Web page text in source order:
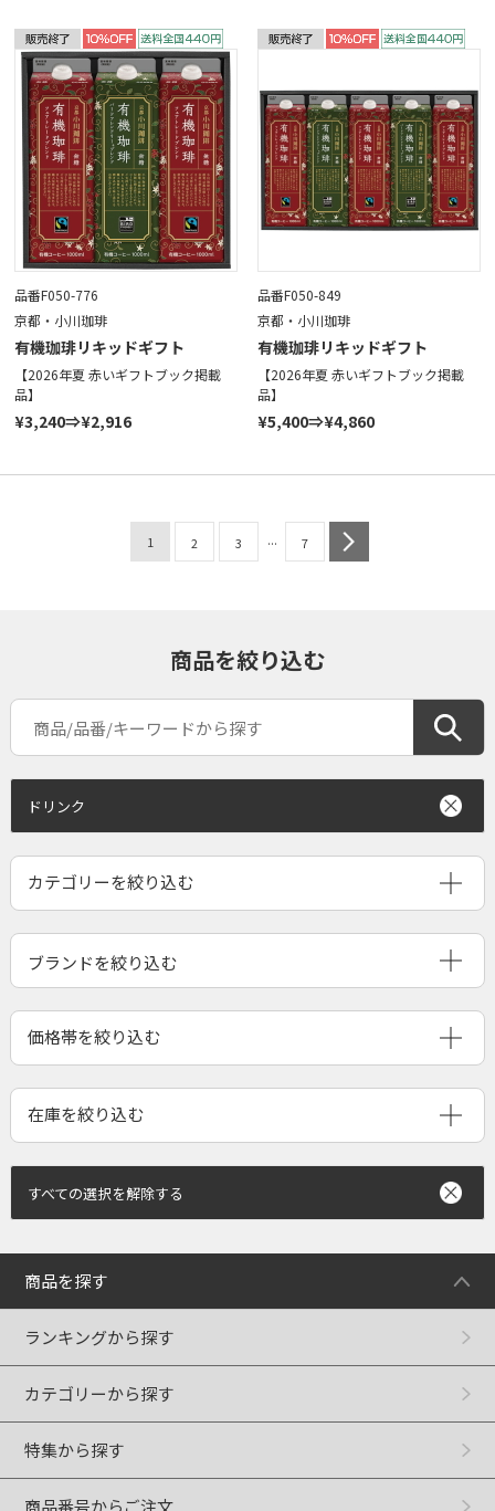
品番F050-776
京都・小川珈琲
有機珈琲リキッドギフト
【2026年夏 赤いギフトブック掲載
品】
¥3,240⇒¥2,916
品番F050-849
京都・小川珈琲
有機珈琲リキッドギフト
【2026年夏 赤いギフトブック掲載
品】
¥5,400⇒¥4,860
1 2 3 ... 7
商品を絞り込む
ドリンク
ブランドを絞り込む
すべての選択を解除する
商品を探す
ランキングから探す
カテゴリーから探す
特集から探す
商品番号からご注文